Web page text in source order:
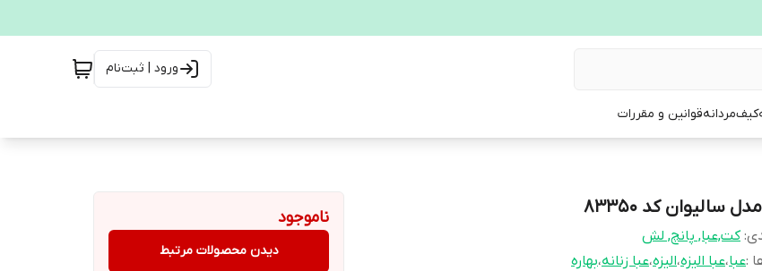
ورود | ثبت‌نام
کیفمردانهقوانین و مقررات
سالیوان کد 83350
:کت,عبا, پانچ, لش
:عبا،عبا الیزه،الیزه،عبا زنانه،بهاره
ناموجود
دیدن محصولات مرتبط